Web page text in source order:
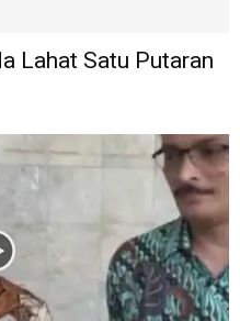
Lahat Satu Putaran